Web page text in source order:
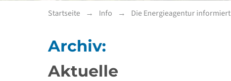
Startseite Info Die Energieagentur informiert
Archiv:
Aktuelle